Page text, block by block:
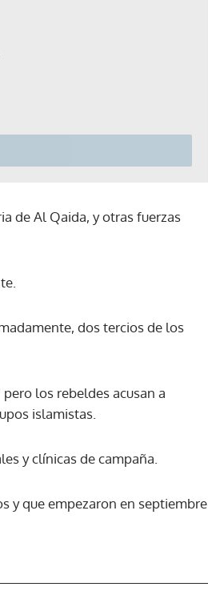
de Al Qaida, y otras fuerzas
dos tercios de los
los rebeldes acusan a
islamistas.
y clínicas de campaña.
y que empezaron en septiembre